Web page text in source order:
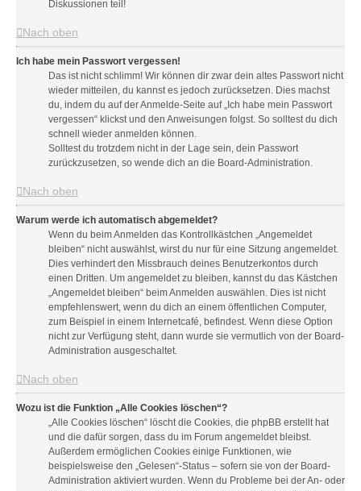
Diskussionen teil!
Nach oben
Ich habe mein Passwort vergessen!
Das ist nicht schlimm! Wir können dir zwar dein altes Passwort nicht
wieder mitteilen, du kannst es jedoch zurücksetzen. Dies machst
du, indem du auf der Anmelde-Seite auf „Ich habe mein Passwort
vergessen“ klickst und den Anweisungen folgst. So solltest du dich
schnell wieder anmelden können.
Solltest du trotzdem nicht in der Lage sein, dein Passwort
zurückzusetzen, so wende dich an die Board-Administration.
Nach oben
Warum werde ich automatisch abgemeldet?
Wenn du beim Anmelden das Kontrollkästchen „Angemeldet
bleiben“ nicht auswählst, wirst du nur für eine Sitzung angemeldet.
Dies verhindert den Missbrauch deines Benutzerkontos durch
einen Dritten. Um angemeldet zu bleiben, kannst du das Kästchen
„Angemeldet bleiben“ beim Anmelden auswählen. Dies ist nicht
empfehlenswert, wenn du dich an einem öffentlichen Computer,
zum Beispiel in einem Internetcafé, befindest. Wenn diese Option
nicht zur Verfügung steht, dann wurde sie vermutlich von der Board-
Administration ausgeschaltet.
Nach oben
Wozu ist die Funktion „Alle Cookies löschen“?
„Alle Cookies löschen“ löscht die Cookies, die phpBB erstellt hat
und die dafür sorgen, dass du im Forum angemeldet bleibst.
Außerdem ermöglichen Cookies einige Funktionen, wie
beispielsweise den „Gelesen“-Status – sofern sie von der Board-
Administration aktiviert wurden. Wenn du Probleme bei der An- oder